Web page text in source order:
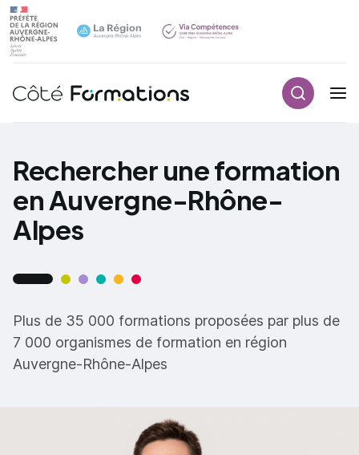
Navigation principale
Rechercher une formation
en Auvergne-Rhône-
Alpes
Plus de 35 000 formations proposées par plus de
7 000 organismes de formation en région
Auvergne-Rhône-Alpes